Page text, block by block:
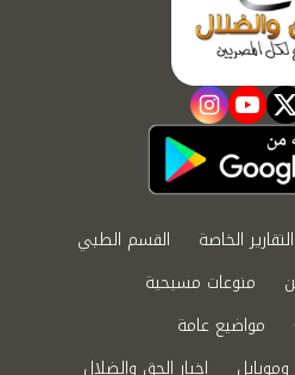
twitter
youtube
instagram
التقارير الخاصة
القسم الطبي
منوعات مسيحية
مواضيع عامة
اخبار الحق والضلال